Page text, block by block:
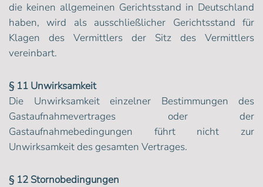
die keinen allgemeinen Gerichtsstand in Deutschland
haben, wird als ausschließlicher Gerichtsstand für
Klagen des Vermittlers der Sitz des Vermittlers
vereinbart.
§ 11 Unwirksamkeit
Die Unwirksamkeit einzelner Bestimmungen des
Gastaufnahmevertrages oder der
Gastaufnahmebedingungen führt nicht zur
Unwirksamkeit des gesamten Vertrages.
§ 12 Stornobedingungen